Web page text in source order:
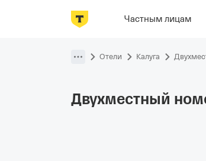
Частным лицам
Фотографии
Отели Калуга
Двухместный